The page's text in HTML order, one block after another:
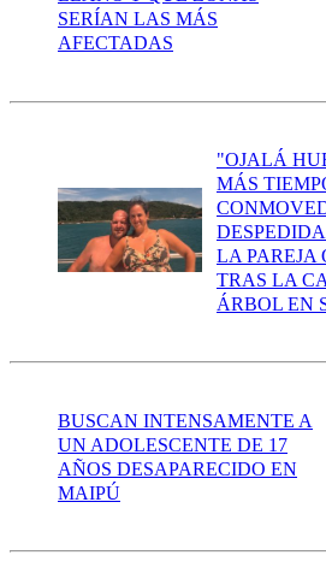
SERÍAN LAS MÁS
AFECTADAS
"OJALÁ
MÁS
LA PAREJA
TRAS LA
ÁRBOL EN
BUSCAN INTENSAMENTE A
UN ADOLESCENTE DE 17
AÑOS DESAPARECIDO EN
MAIPÚ